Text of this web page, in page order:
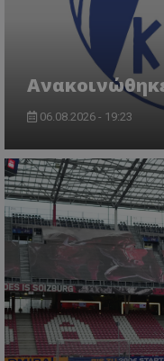
06.08.2026 - 19:23